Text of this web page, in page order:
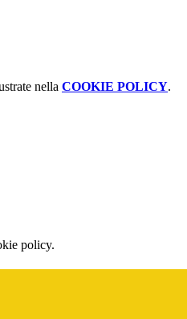
nella COOKIE POLICY.
policy.